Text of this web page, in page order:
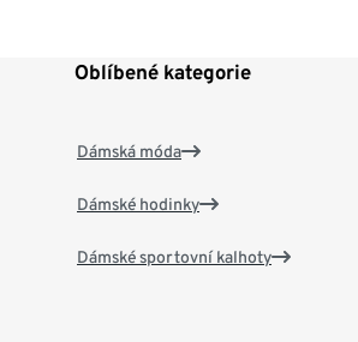
Oblíbené kategorie
Dámská móda
Dámské hodinky
Dámské sportovní kalhoty